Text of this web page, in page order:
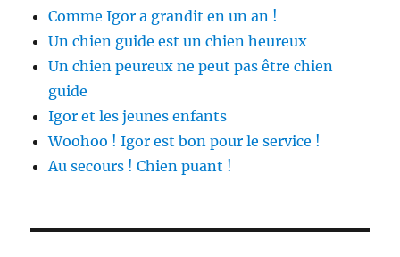
Comme Igor a grandit en un an !
Un chien guide est un chien heureux
Un chien peureux ne peut pas être chien
guide
Igor et les jeunes enfants
Woohoo ! Igor est bon pour le service !
Au secours ! Chien puant !